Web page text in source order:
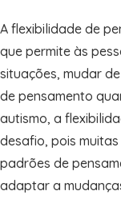
A flexibilidade de
que permite às
situações, mudar
de pensamento
autismo, a
desafio, pois
padrões de
adaptar a